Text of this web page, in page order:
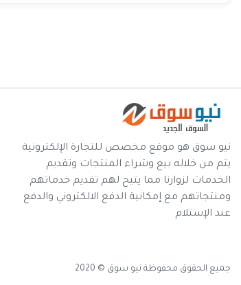
نيو سوق هو موقع مخصص للتجارة الإلكترونية
يتم من خلاله بيع وشراء المنتجات وتقديم
الخدمات لزوارنا مما يتيح لهم تقديم خدماتهم
ومنتجاتهم مع إمكانية الدفع الالكتروني والدفع
عند الإستلام
جميع الحقوق محفوظة نيو سوق © 2020